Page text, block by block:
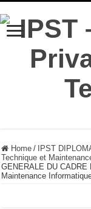
Home / IPST
Technique et
GENERALE DU CADRE
Maintenance